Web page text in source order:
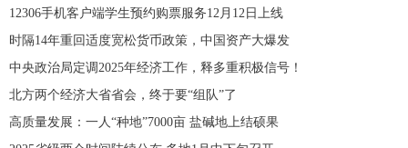
12306手机客户端学生预约购票服务12月12日上线
时隔14年重回适度宽松货币政策，中国资产大爆发
中央政治局定调2025年经济工作，释多重积极信号！
北方两个经济大省省会，终于要“组队”了
高质量发展：一人“种地”7000亩 盐碱地上结硕果